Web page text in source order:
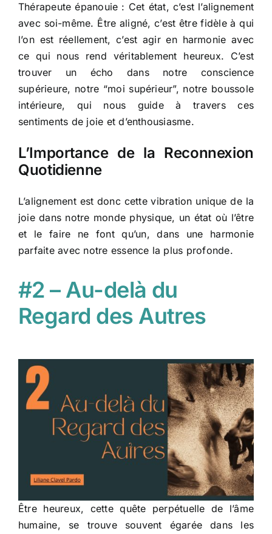
Thérapeute épanouie : Cet état, c’est l’alignement
avec soi-même. Être aligné, c’est être fidèle à qui
l’on est réellement, c’est agir en harmonie avec
ce qui nous rend véritablement heureux. C’est
trouver un écho dans notre conscience
supérieure, notre “moi supérieur”, notre boussole
intérieure, qui nous guide à travers ces
sentiments de joie et d’enthousiasme.
L’Importance de la Reconnexion
Quotidienne
L’alignement est donc cette vibration unique de la
joie dans notre monde physique, un état où l’être
et le faire ne font qu’un, dans une harmonie
parfaite avec notre essence la plus profonde.
#2 – Au-delà du
Regard des Autres
Être heureux, cette quête perpétuelle de l’âme
humaine, se trouve souvent égarée dans les